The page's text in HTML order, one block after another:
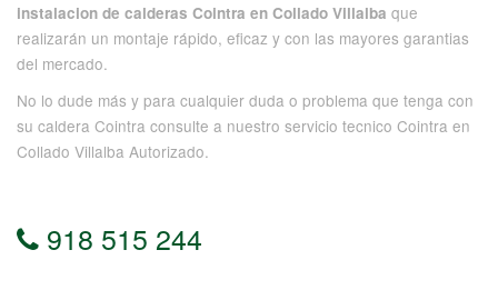
instalacion de calderas Cointra en Collado Villalba que
realizarán un montaje rápido, eficaz y con las mayores garantias
del mercado.
No lo dude más y para cualquier duda o problema que tenga con
su caldera Cointra consulte a nuestro servicio tecnico Cointra en
Collado Villalba Autorizado.
918 515 244